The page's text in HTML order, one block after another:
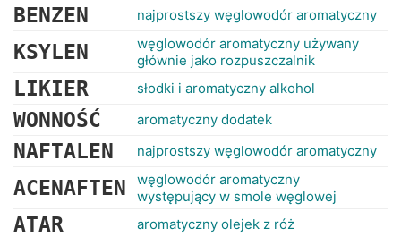
BENZEN najprostszy węglowodór aromatyczny
KSYLEN
węglowodór aromatyczny używany
głównie jako rozpuszczalnik
LIKIER słodki i aromatyczny alkohol
WONNOŚĆ aromatyczny dodatek
NAFTALEN najprostszy węglowodór aromatyczny
ACENAFTEN
węglowodór aromatyczny
występujący w smole węglowej
ATAR aromatyczny olejek z róż